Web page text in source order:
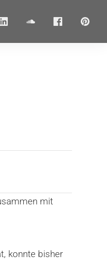
soundcloudFacebook
mit
konnte bisher